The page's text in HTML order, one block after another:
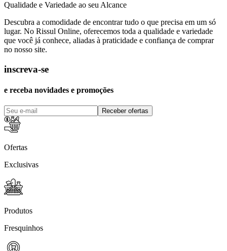
Qualidade e Variedade ao seu Alcance
Descubra a comodidade de encontrar tudo o que precisa em um só
lugar. No Rissul Online, oferecemos toda a qualidade e variedade
que você já conhece, aliadas à praticidade e confiança de comprar
no nosso site.
inscreva-se
e receba novidades e promoções
Receber ofertas
Ofertas
Exclusivas
Produtos
Fresquinhos